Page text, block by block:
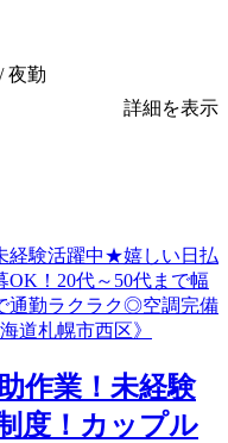
夜勤
詳細を表示
作業！未経験
度！カップル